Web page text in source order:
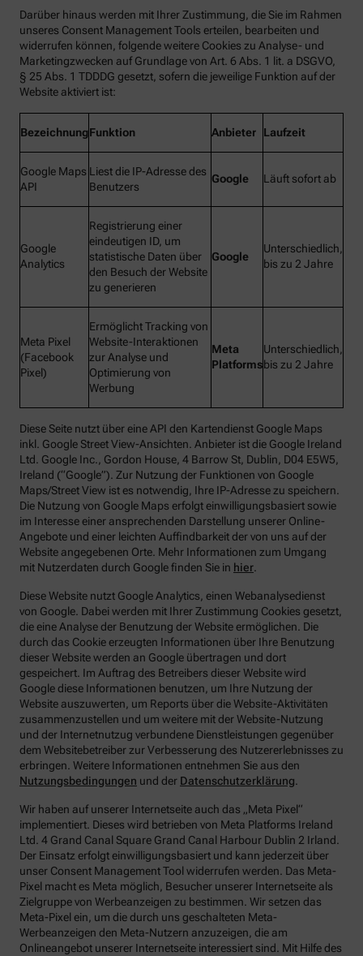
Darüber hinaus werden mit Ihrer Zustimmung, die Sie im Rahmen
unseres Consent Management Tools erteilen, bearbeiten und
widerrufen können, folgende weitere Cookies zu Analyse- und
Marketingzwecken auf Grundlage von Art. 6 Abs. 1 lit. a DSGVO,
§ 25 Abs. 1 TDDDG gesetzt, sofern die jeweilige Funktion auf der
Website aktiviert ist:
BezeichnungFunktion Anbieter Laufzeit
Google Maps
API
Liest die IP-Adresse des
Benutzers
Google Läuft sofort ab
Google
Analytics
Registrierung einer
eindeutigen ID, um
statistische Daten über
den Besuch der Website
zu generieren
Google
Unterschiedlich,
bis zu 2 Jahre
Meta Pixel
(Facebook
Pixel)
Ermöglicht Tracking von
Website-Interaktionen
zur Analyse und
Optimierung von
Werbung
Meta
Platforms
Unterschiedlich,
bis zu 2 Jahre
Diese Seite nutzt über eine API den Kartendienst Google Maps
inkl. Google Street View-Ansichten. Anbieter ist die Google Ireland
Ltd. Google Inc., Gordon House, 4 Barrow St, Dublin, D04 E5W5,
Ireland (“Google”). Zur Nutzung der Funktionen von Google
Maps/Street View ist es notwendig, Ihre IP-Adresse zu speichern.
Die Nutzung von Google Maps erfolgt einwilligungsbasiert sowie
im Interesse einer ansprechenden Darstellung unserer Online-
Angebote und einer leichten Auffindbarkeit der von uns auf der
Website angegebenen Orte. Mehr Informationen zum Umgang
mit Nutzerdaten durch Google finden Sie in hier.
Diese Website nutzt Google Analytics, einen Webanalysedienst
von Google. Dabei werden mit Ihrer Zustimmung Cookies gesetzt,
die eine Analyse der Benutzung der Website ermöglichen. Die
durch das Cookie erzeugten Informationen über Ihre Benutzung
dieser Website werden an Google übertragen und dort
gespeichert. Im Auftrag des Betreibers dieser Website wird
Google diese Informationen benutzen, um Ihre Nutzung der
Website auszuwerten, um Reports über die Website-Aktivitäten
zusammenzustellen und um weitere mit der Website-Nutzung
und der Internetnutzug verbundene Dienstleistungen gegenüber
dem Websitebetreiber zur Verbesserung des Nutzererlebnisses zu
erbringen. Weitere Informationen entnehmen Sie aus den
Nutzungsbedingungen und der Datenschutzerklärung.
Wir haben auf unserer Internetseite auch das „Meta Pixel“
implementiert. Dieses wird betrieben von Meta Platforms Ireland
Ltd. 4 Grand Canal Square Grand Canal Harbour Dublin 2 Irland.
Der Einsatz erfolgt einwilligungsbasiert und kann jederzeit über
unser Consent Management Tool widerrufen werden. Das Meta-
Pixel macht es Meta möglich, Besucher unserer Internetseite als
Zielgruppe von Werbeanzeigen zu bestimmen. Wir setzen das
Meta-Pixel ein, um die durch uns geschalteten Meta-
Werbeanzeigen den Meta-Nutzern anzuzeigen, die am
Onlineangebot unserer Internetseite interessiert sind. Mit Hilfe des